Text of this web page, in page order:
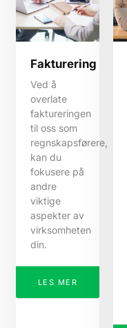
Fakturering
Ved å
overlate
faktureringen
til oss som
regnskapsførere,
kan du
fokusere på
andre
viktige
aspekter av
virksomheten
din.
LES MER